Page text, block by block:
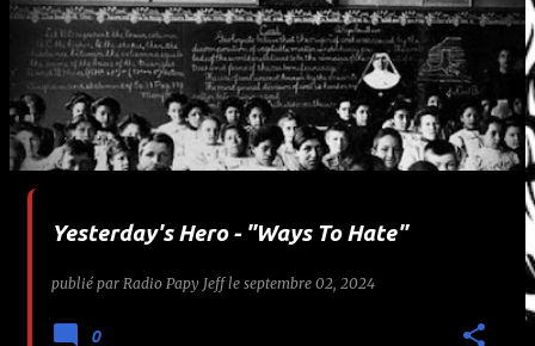
c
Yesterday's Hero - "Ways To Hate"
publié par Radio Papy Jeff le septembre 02, 2024
0